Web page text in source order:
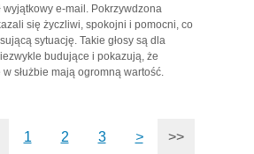
wyjątkowy e-mail. Pokrzywdzona
się życzliwi, spokojni i pomocni, co
sytuację. Takie głosy są dla
budujące i pokazują, że
służbie mają ogromną wartość.
1 2 3 > >>